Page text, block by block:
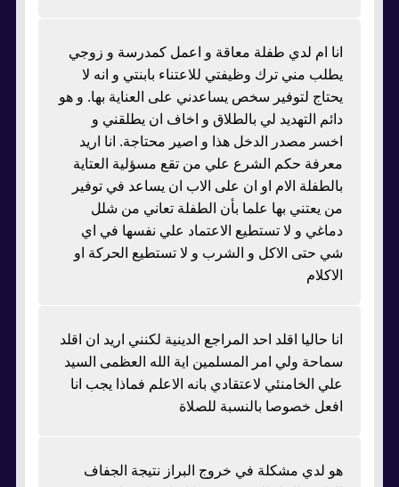
انا ام لدي طفلة معاقة و اعمل كمدرسة و زوجي
يطلب مني ترك وظيفتي للاعتناء بابنتي و انه لا
يحتاج لتوفير سخص يساعدني على العناية بها. و هو
دائم التهديد لي بالطلاق و اخاف ان يطلقني و
اخسر مصدر الدخل هذا و اصير محتاجة. انا اريد
معرفة حكم الشرع علي من تقع مسؤلية العتاية
بالطفلة الام او ان على الاب ان يساعد في توفير
من يعتني بها علما بأن الطفلة تعاني من شلل
دماغي و لا تستطيع الاعتماد علي نفسها في اي
شي حتى الاكل و الشرب و لا تستطيع الحركة او
الاكلام
انا حاليا اقلد احد المراجع الدينية لكنني اريد ان اقلد
سماحة ولي امر المسلمين اية الله العظمى السيد
علي الخامنئي لاعتقادي بانه الاعلم فماذا يجب انا
افعل خصوصا بالنسبة للصلاة
هو لدي مشكلة في خروج البراز نتيجة الجفاف